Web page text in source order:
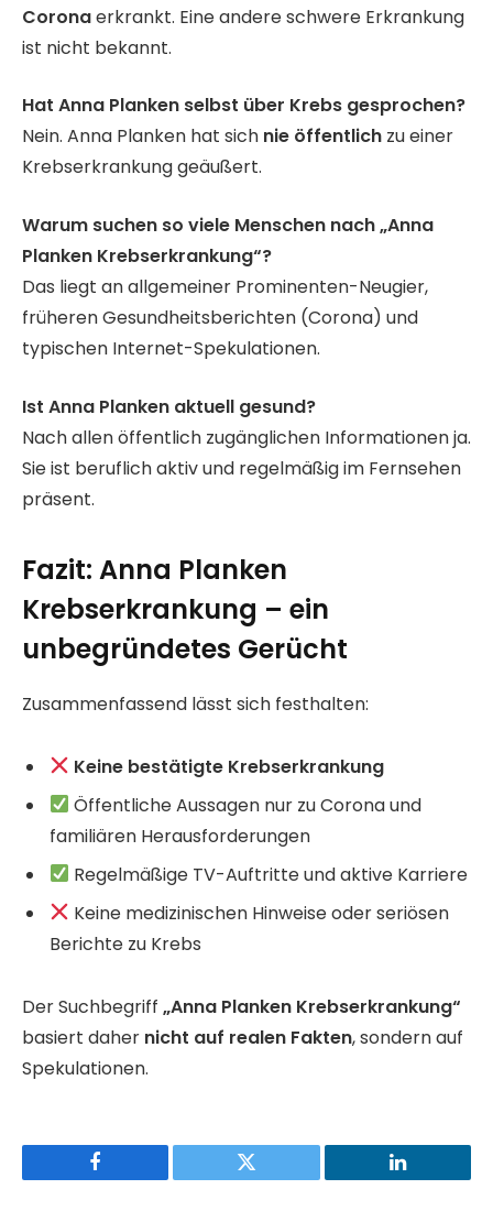
Coronaerkrankt. Eine andere schwere Erkrankung
ist nicht bekannt.
Hat Anna Planken selbst über Krebs gesprochen?
Nein. Anna Planken hat sich nie öffentlich zu einer
Krebserkrankung geäußert.
Warum suchen so viele Menschen nach „Anna
Planken Krebserkrankung“?
Das liegt an allgemeiner Prominenten-Neugier,
früheren Gesundheitsberichten (Corona) und
typischen Internet-Spekulationen.
Ist Anna Planken aktuell gesund?
Nach allen öffentlich zugänglichen Informationen ja.
Sie ist beruflich aktiv und regelmäßig im Fernsehen
präsent.
Fazit: Anna Planken
Krebserkrankung – ein
unbegründetes Gerücht
Zusammenfassend lässt sich festhalten:
Keine bestätigte Krebserkrankung
Öffentliche Aussagen nur zu Corona und
familiären Herausforderungen
Regelmäßige TV-Auftritte und aktive Karriere
Keine medizinischen Hinweise oder seriösen
Berichte zu Krebs
Der Suchbegriff „Anna Planken Krebserkrankung“
basiert daher nicht auf realen Fakten, sondern auf
Spekulationen.
Facebook Twitter LinkedIn